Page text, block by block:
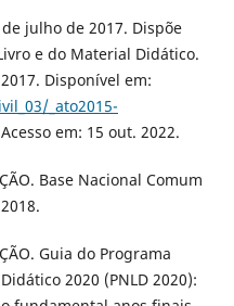
de julho de 2017. Dispõe
e do Material Didático.
Disponível em:
_ato2015-
em: 15 out. 2022.
Base Nacional Comum
Guia do Programa
2020 (PNLD 2020):